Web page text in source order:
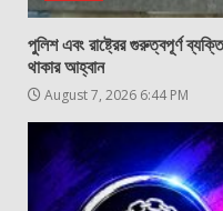
পুলিশ এবং রাষ্ট্রের গুরুত্বপূর্ণ
থাকার আহ্বান
August 7, 2026 6:44 PM